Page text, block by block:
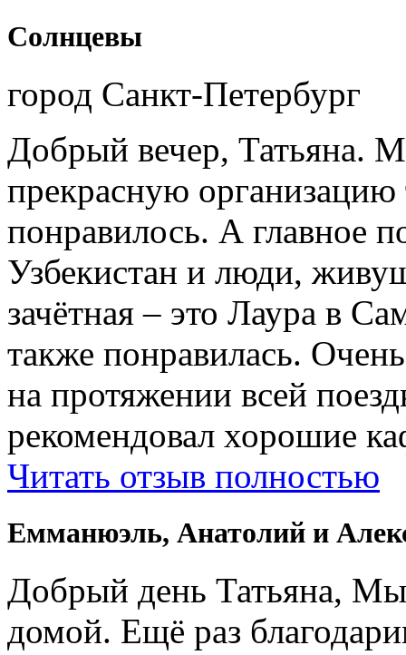
Солнцевы
город Санкт-Петербург
Добрый вечер, Татьяна.
прекрасную
понравилось. А главное
Узбекистан и люди,
зачётная – это Лаура в
также понравилась.
на протяжении всей
рекомендовал хорошие
Читать отзыв полностью
Емманюэль, Анатолий и
Добрый день Татьяна, Мы
домой. Ещё раз